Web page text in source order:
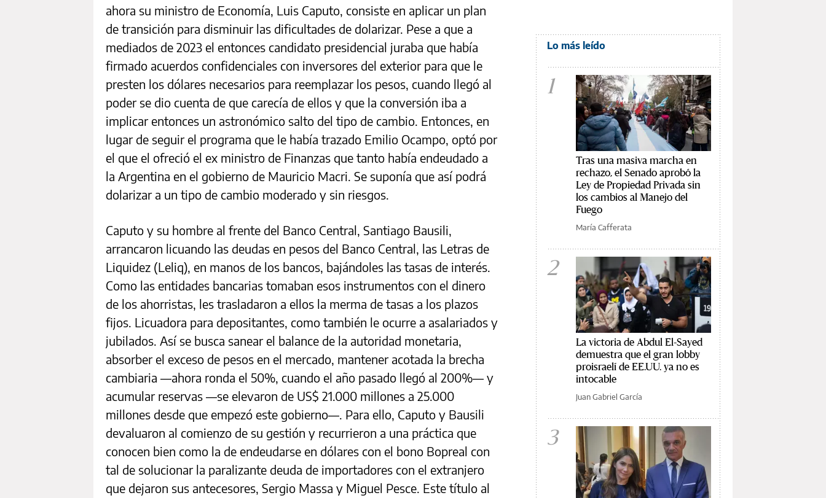
ahora su ministro de Economía, Luis Caputo, consiste en aplicar un plan
de transición para disminuir las dificultades de dolarizar. Pese a que a
mediados de 2023 el entonces candidato presidencial juraba que había
firmado acuerdos confidenciales con inversores del exterior para que le
presten los dólares necesarios para reemplazar los pesos, cuando llegó al
poder se dio cuenta de que carecía de ellos y que la conversión iba a
implicar entonces un astronómico salto del tipo de cambio. Entonces, en
lugar de seguir el programa que le había trazado Emilio Ocampo, optó por
el que el ofreció el ex ministro de Finanzas que tanto había endeudado a
la Argentina en el gobierno de Mauricio Macri. Se suponía que así podrá
dolarizar a un tipo de cambio moderado y sin riesgos.
Caputo y su hombre al frente del Banco Central, Santiago Bausili,
arrancaron licuando las deudas en pesos del Banco Central, las Letras de
Liquidez (Leliq), en manos de los bancos, bajándoles las tasas de interés.
Como las entidades bancarias tomaban esos instrumentos con el dinero
de los ahorristas, les trasladaron a ellos la merma de tasas a los plazos
fijos. Licuadora para depositantes, como también le ocurre a asalariados y
jubilados. Así se busca sanear el balance de la autoridad monetaria,
absorber el exceso de pesos en el mercado, mantener acotada la brecha
cambiaria —ahora ronda el 50%, cuando el año pasado llegó al 200%— y
acumular reservas —se elevaron de US$ 21.000 millones a 25.000
millones desde que empezó este gobierno—. Para ello, Caputo y Bausili
devaluaron al comienzo de su gestión y recurrieron a una práctica que
conocen bien como la de endeudarse en dólares con el bono Bopreal con
tal de solucionar la paralizante deuda de importadores con el extranjero
que dejaron sus antecesores, Sergio Massa y Miguel Pesce. Este título al
Lo más leído
1
Tras una masiva marcha en
rechazo, el Senado aprobó la
Ley de Propiedad Privada sin
los cambios al Manejo del
Fuego
María Cafferata
2
La victoria de Abdul El-Sayed
demuestra que el gran lobby
proisraelí de EE.UU. ya no es
intocable
Juan Gabriel García
3